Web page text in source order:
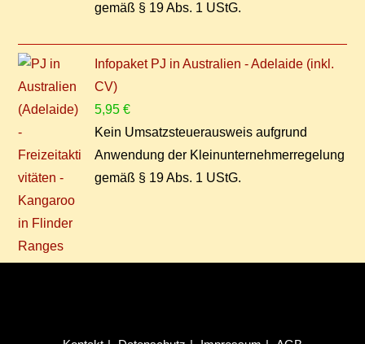
gemäß § 19 Abs. 1 UStG.
Infopaket PJ in Australien - Adelaide (inkl.
CV)
5,95€
Kein Umsatzsteuerausweis aufgrund
Anwendung der Kleinunternehmerregelung
gemäß § 19 Abs. 1 UStG.